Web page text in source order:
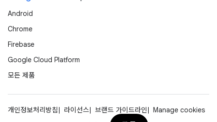
Android
Chrome
Firebase
Google Cloud Platform
모든 제품
개인정보처리방침 라이선스 브랜드 가이드라인
Manage cookies